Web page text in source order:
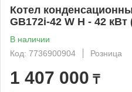
Котел
GB172i-42 W H - 42
В наличии
Код: 7736900904
Розница
1 407 000 ₸